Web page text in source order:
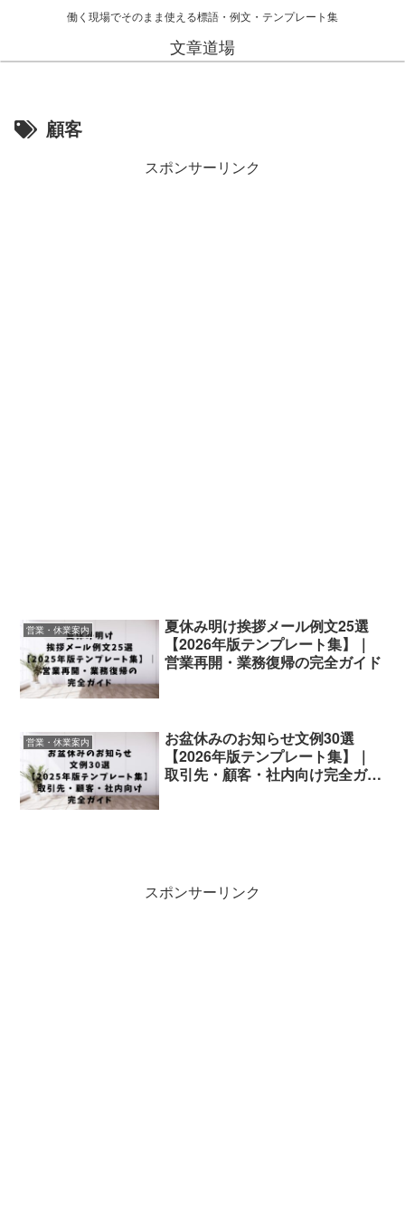
働く現場でそのまま使える標語・例文・テンプレート集
文章道場
顧客
スポンサーリンク
営業・休業案内
夏休み明け挨拶メール例文25選
【2026年版テンプレート集】｜
営業再開・業務復帰の完全ガイド
営業・休業案内
お盆休みのお知らせ文例30選
【2026年版テンプレート集】｜
取引先・顧客・社内向け完全ガイ
スポンサーリンク